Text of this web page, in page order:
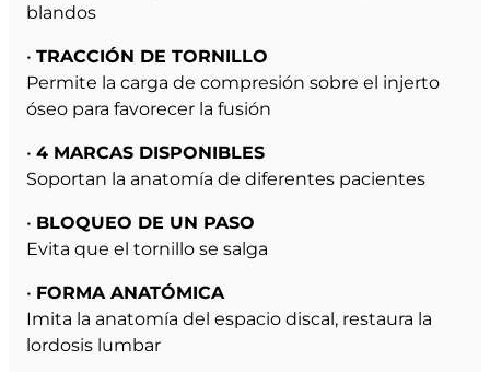
blandos
• TRACCIÓN DE TORNILLO
Permite la carga de compresión sobre el injerto
óseo para favorecer la fusión
• 4 MARCAS DISPONIBLES
Soportan la anatomía de diferentes pacientes
• BLOQUEO DE UN PASO
Evita que el tornillo se salga
• FORMA ANATÓMICA
Imita la anatomía del espacio discal, restaura la
lordosis lumbar